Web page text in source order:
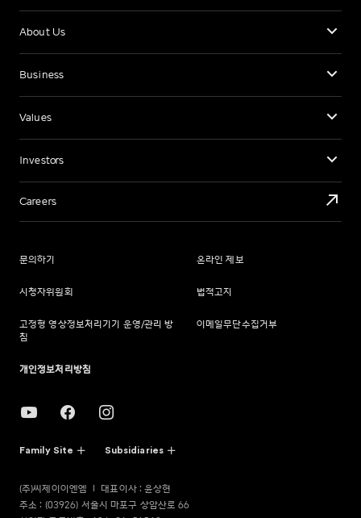
About Us
Business
Values
Investors
Careers
문의하기 온라인 제보
시청자위원회 법적고지
고정형 영상정보처리기기 운영/관리 방
침
이메일무단수집거부
개인정보처리방침
Family Site Subsidiaries
(주)씨제이이엔엠
대표이사 : 윤상현
주소 : (03926) 서울시 마포구 상암산로 66